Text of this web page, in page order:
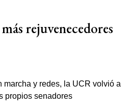
rejuvenecedores